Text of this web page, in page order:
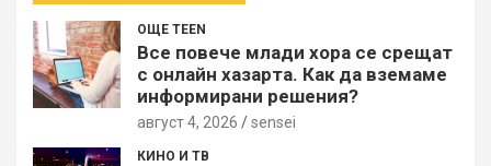
ОЩЕ TEEN
Все повече млади хора се срещат
с онлайн хазарта. Как да вземаме
информирани решения?
август 4, 2026 sensei
КИНО И ТВ